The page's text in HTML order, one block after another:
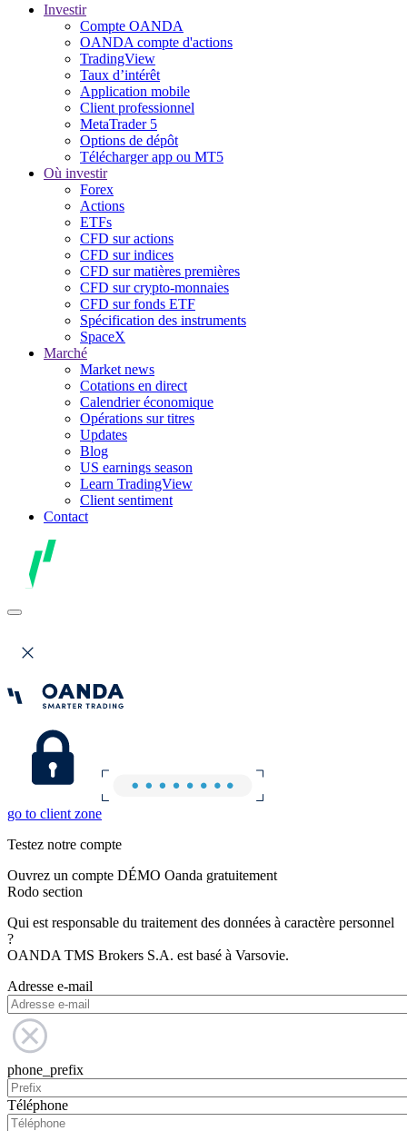
Investir
Compte OANDA
OANDA compte d'actions
TradingView
Taux d’intérêt
Application mobile
Client professionnel
MetaTrader 5
Options de dépôt
Télécharger app ou MT5
Où investir
Forex
Actions
ETFs
CFD sur actions
CFD sur indices
CFD sur matières premières
CFD sur crypto-monnaies
CFD sur fonds ETF
Spécification des instruments
SpaceX
Marché
Market news
Cotations en direct
Calendrier économique
Opérations sur titres
Updates
Blog
US earnings season
Learn TradingView
Client sentiment
Contact
go to client zone
Testez notre compte
Ouvrez un compte DÉMO Oanda gratuitement
Rodo section
Qui est responsable du traitement des données à caractère personnel
?
OANDA TMS Brokers S.A. est basé à Varsovie.
Adresse e-mail
phone_prefix
Téléphone